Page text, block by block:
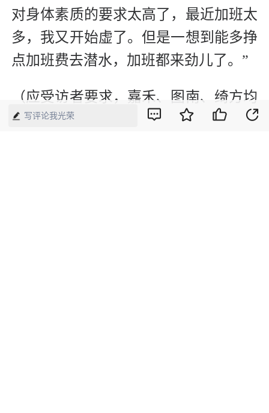
对身体素质的要求太高了，最近加班太
多，我又开始虚了。但是一想到能多挣
点加班费去潜水，加班都来劲儿了。”
（应受访者要求，嘉禾、图南、绮方均
为化名）
写评论我光荣